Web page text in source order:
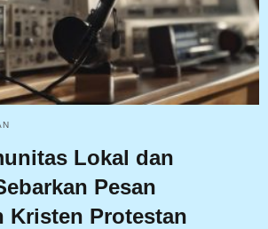
Lokal dan
Pesan
Kristen Protestan